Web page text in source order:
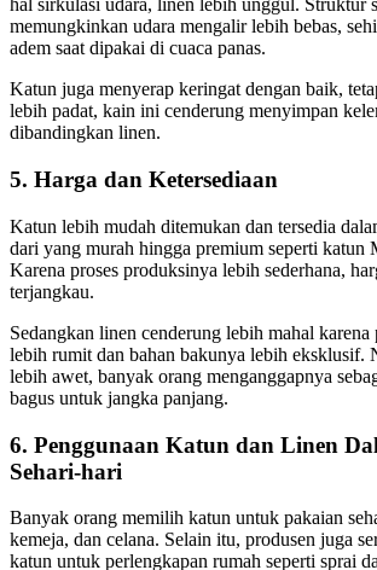
hal sirkulasi udara, linen lebih unggul. Struktur
memungkinkan udara mengalir lebih bebas,
adem saat dipakai di cuaca panas.
Katun juga menyerap keringat dengan baik,
lebih padat, kain ini cenderung menyimpan
dibandingkan linen.
5. Harga dan Ketersediaan
Katun lebih mudah ditemukan dan tersedia
dari yang murah hingga premium seperti katun
Karena proses produksinya lebih sederhana,
terjangkau.
Sedangkan linen cenderung lebih mahal karena
lebih rumit dan bahan bakunya lebih eksklusif.
lebih awet, banyak orang menganggapnya
bagus untuk jangka panjang.
6. Penggunaan Katun dan Linen
Sehari-hari
Banyak orang memilih katun untuk pakaian
kemeja, dan celana. Selain itu, produsen juga
katun untuk perlengkapan rumah seperti sprai